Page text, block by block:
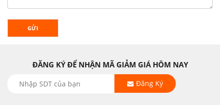
GỬI
ĐĂNG KÝ ĐỂ NHẬN MÃ GIẢM GIÁ HÔM NAY
Đăng Ký